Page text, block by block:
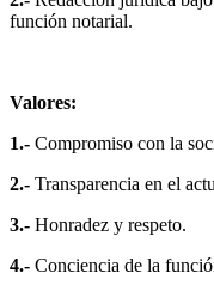
función notarial.
Valores:
1.- Compromiso con la
2.- Transparencia en el
3.- Honradez y respeto.
4.- Conciencia de la